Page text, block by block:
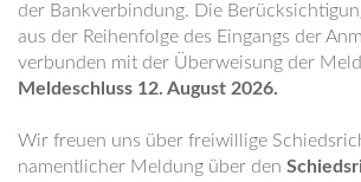
der Bankverbindung. Die
aus der Reihenfolge des Eingangs der
verbunden mit der Überweisung der
Meldeschluss 12. August 2026.
Wir freuen uns über freiwillige
namentlicher Meldung über den